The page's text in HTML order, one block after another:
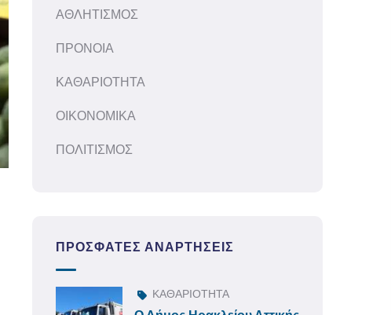
ΑΘΛΗΤΙΣΜΟΣ
ΠΡΟΝΟΙΑ
ΚΑΘΑΡΙΟΤΗΤΑ
ΟΙΚΟΝΟΜΙΚΑ
ΠΟΛΙΤΙΣΜΟΣ
ΠΡΌΣΦΑΤΕΣ ΑΝΑΡΤΉΣΕΙΣ
ΚΑΘΑΡΙΟΤΗΤΑ